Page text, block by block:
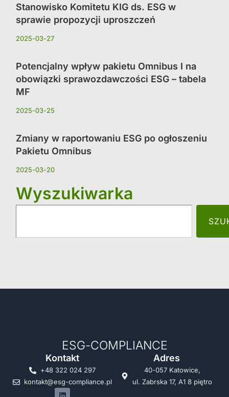
Stanowisko Komitetu KIG ds. ESG w
sprawie propozycji uproszczeń
2025-03-27
Potencjalny wpływ pakietu Omnibus I na
obowiązki sprawozdawczości ESG – tabela
MF
2025-03-25
Zmiany w raportowaniu ESG po ogłoszeniu
Pakietu Omnibus
2025-03-20
Wyszukiwarka
ESG-COMPLIANCE
Kontakt
+48 322 024 297
kontakt@esg-compliance.pl
Adres
40-057 Katowice,
ul. Zabrska 17, A1 8 piętro